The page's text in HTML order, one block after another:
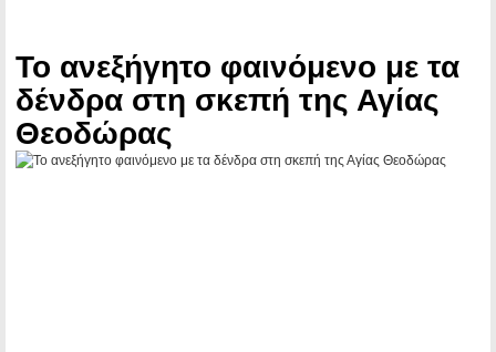
Το ανεξήγητο φαινόμενο με τα
δένδρα στη σκεπή της Αγίας
Θεοδώρας